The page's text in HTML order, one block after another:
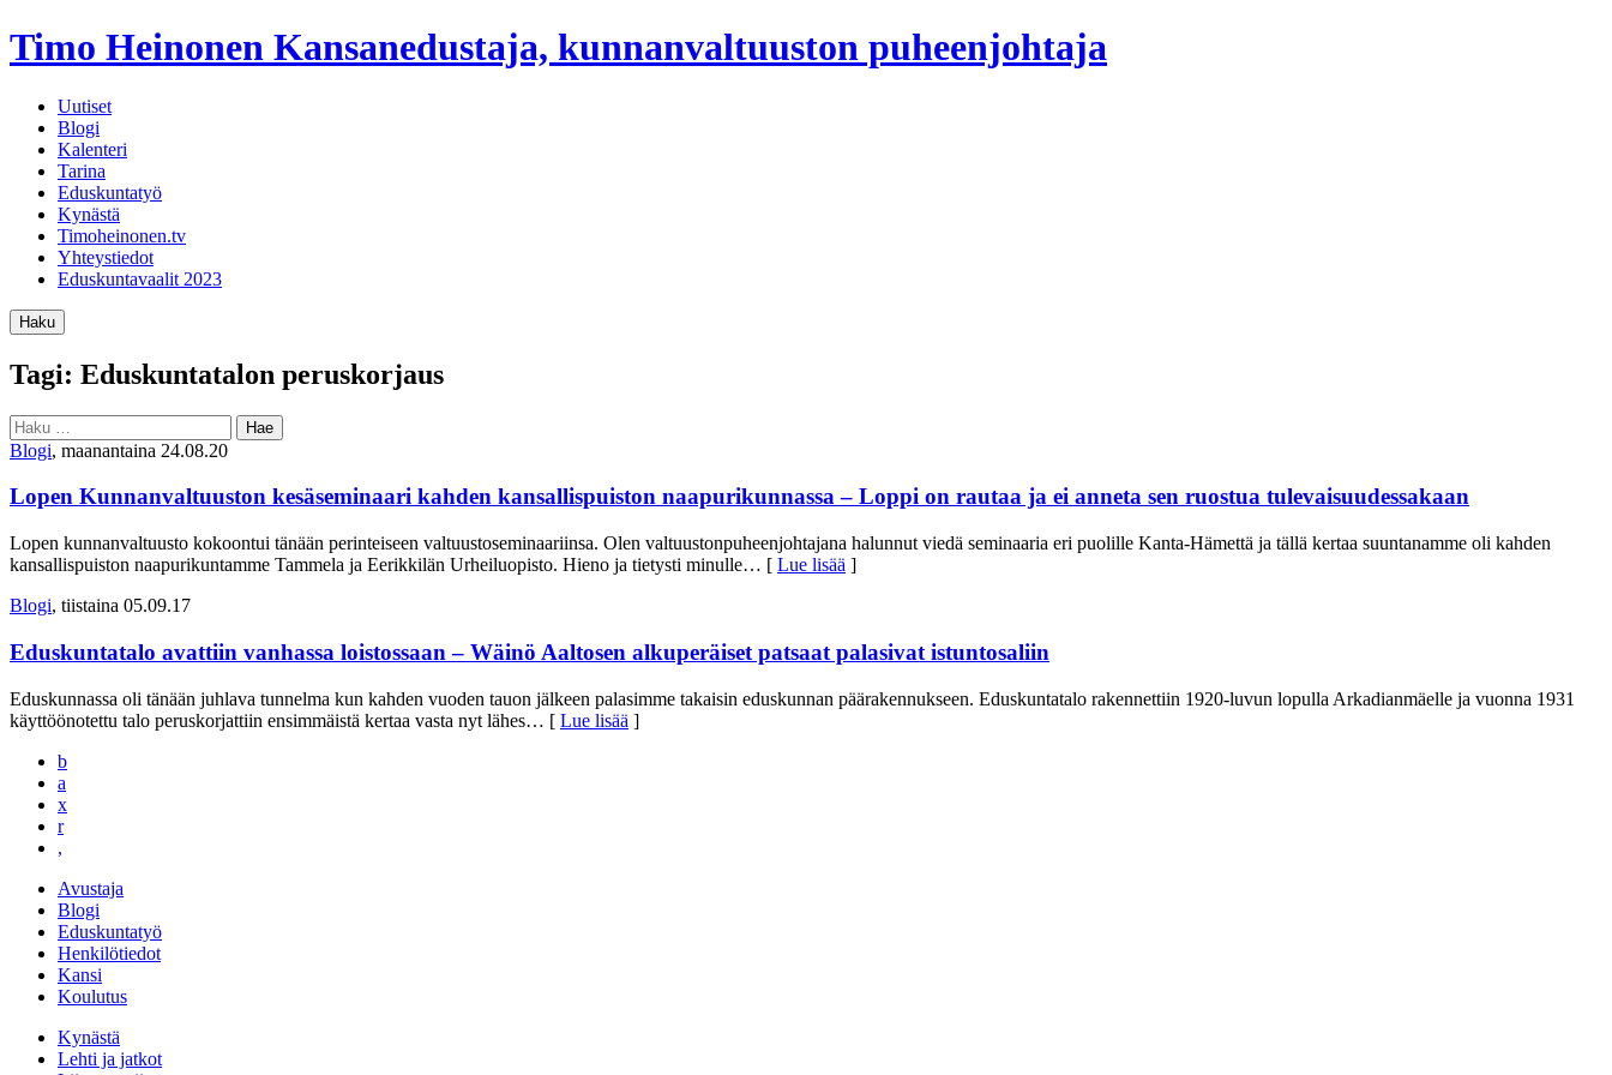
Timo Heinonen Kansanedustaja, kunnanvaltuuston puheenjohtaja
Uutiset
Blogi
Kalenteri
Tarina
Eduskuntatyö
Kynästä
Timoheinonen.tv
Yhteystiedot
Eduskuntavaalit 2023
Haku
Tagi: Eduskuntatalon peruskorjaus
Haku:
Blogi, maanantaina 24.08.20
Lopen Kunnanvaltuuston kesäseminaari kahden kansallispuiston naapurikunnassa – Loppi on rautaa ja ei anneta sen ruostua tulevaisuudessakaan
Lopen kunnanvaltuusto kokoontui tänään perinteiseen valtuustoseminaariinsa. Olen valtuustonpuheenjohtajana halunnut viedä seminaaria eri puolille Kanta-Hämettä ja tällä kertaa suuntanamme oli kahden
kansallispuiston naapurikuntamme Tammela ja Eerikkilän Urheiluopisto. Hieno ja tietysti minulle… [ Lue lisää ]
Blogi, tiistaina 05.09.17
Eduskuntatalo avattiin vanhassa loistossaan – Wäinö Aaltosen alkuperäiset patsaat palasivat istuntosaliin
Eduskunnassa oli tänään juhlava tunnelma kun kahden vuoden tauon jälkeen palasimme takaisin eduskunnan päärakennukseen. Eduskuntatalo rakennettiin 1920-luvun lopulla Arkadianmäelle ja vuonna 1931
käyttöönotettu talo peruskorjattiin ensimmäistä kertaa vasta nyt lähes… [ Lue lisää ]
b
a
x
r
,
Avustaja
Blogi
Eduskuntatyö
Henkilötiedot
Kansi
Koulutus
Kynästä
Lehti ja jatkot